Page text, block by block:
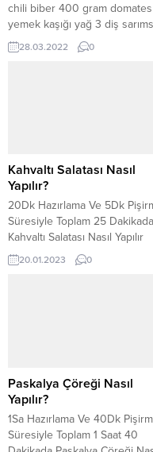
chili biber 400 gram
yemek kaşığı yağ 3 diş
orta boy soğan8 su ...
28.03.2022 0
Kahvaltı Salatası Nasıl
Yapılır?
20Dk Hazırlama Ve 5Dk
Süresiyle Toplam 25 Dakikada
Kahvaltı Salatası Nasıl Yapılır
Tarifimizde Görün.
20.01.2023 0
Paskalya Çöreği Nasıl
Yapılır?
1Sa Hazırlama Ve 40Dk
Süresiyle Toplam 1 Saat 40